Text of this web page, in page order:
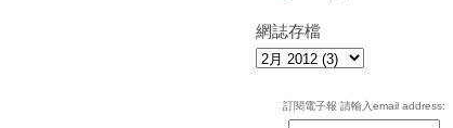
網誌存檔
訂閱電子報 請輸入email address: